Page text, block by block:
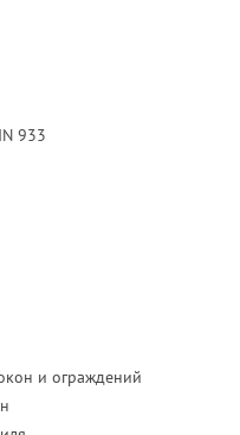
933
и ограждений